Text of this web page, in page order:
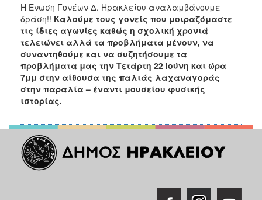
Η Ένωση Γονέων Δ. Ηρακλείου αναλαμβάνουμε
δράση!! Καλούμε τους γονείς που μοιραζόμαστε
τις ίδιες αγωνίες καθώς η σχολική χρονιά
τελειώνει αλλά τα προβλήματα μένουν, να
συναντηθούμε και να συζητήσουμε τα
προβλήματα μας την Τετάρτη 22 Ιούνη και ώρα
7μμ στην αίθουσα της παλιάς λαχαναγοράς
στην παραλία – έναντι μουσείου φυσικής
ιστορίας.